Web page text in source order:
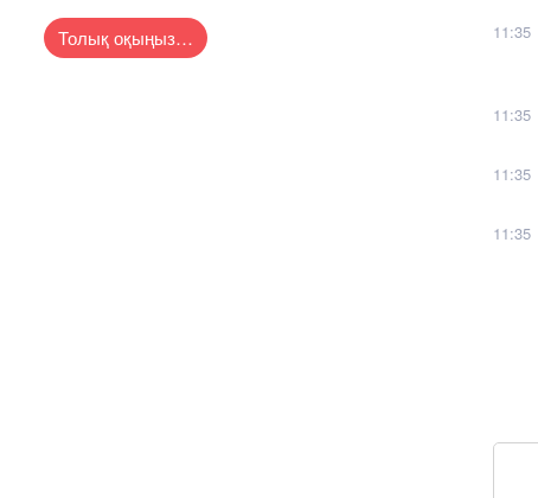
Толық оқыңыз… 11:35
11:35
11:35
11:35